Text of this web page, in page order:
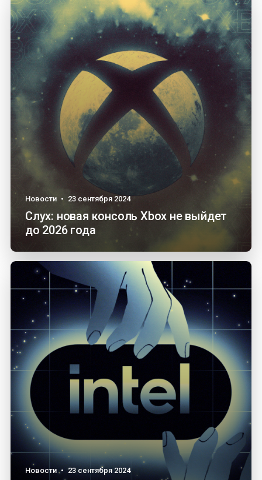
Новости • 23 сентября 2024
Слух: новая консоль Xbox не выйдет
до 2026 года
Новости • 23 сентября 2024